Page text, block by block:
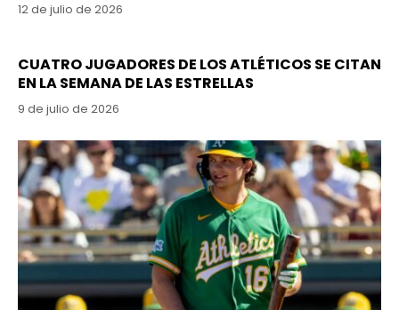
12 de julio de 2026
CUATRO JUGADORES DE LOS ATLÉTICOS SE CITAN
EN LA SEMANA DE LAS ESTRELLAS
9 de julio de 2026